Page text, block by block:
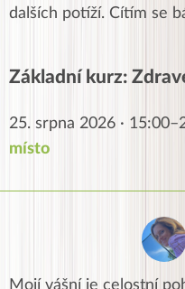
dalších potíží. Cítím se
Základní kurz:
25. srpna 2026 ·
místo
Mojí vášní je celostní